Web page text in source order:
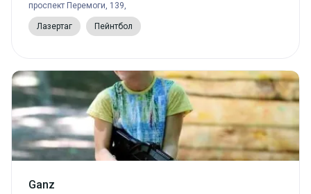
проспект Перемоги, 139,
Лазертаг Пейнтбол
Ganz